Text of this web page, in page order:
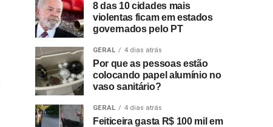
8 das 10 cidades mais
violentas ficam em estados
governados pelo PT
GERAL 4 dias atrás
Por que as pessoas estão
colocando papel alumínio no
vaso sanitário?
GERAL 4 dias atrás
Feiticeira gasta R$ 100 mil em